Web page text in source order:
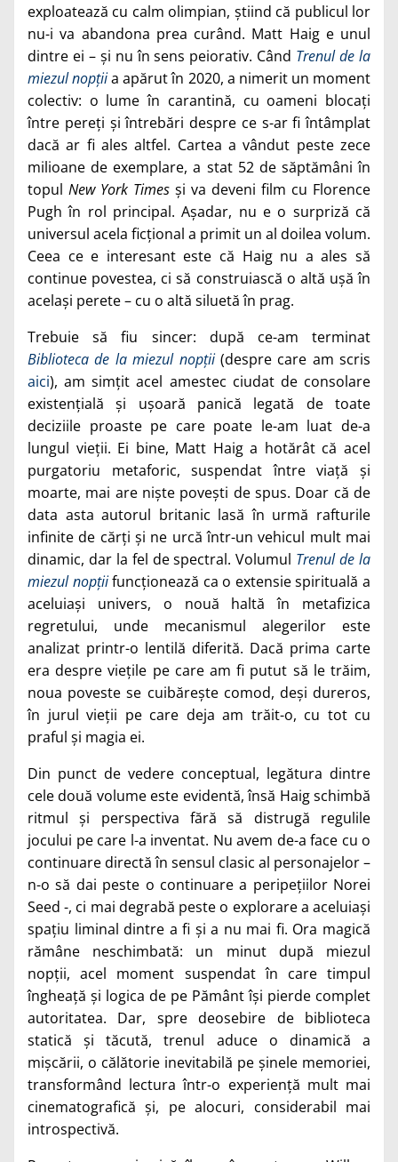
exploatează cu calm olimpian, știind că publicul lor
nu-i va abandona prea curând. Matt Haig e unul
dintre ei – și nu în sens peiorativ. Când Trenul de la
miezul nopțiia apărut în 2020, a nimerit un moment
colectiv: o lume în carantină, cu oameni blocați
între pereți și întrebări despre ce s-ar fi întâmplat
dacă ar fi ales altfel. Cartea a vândut peste zece
milioane de exemplare, a stat 52 de săptămâni în
topul New York Times și va deveni film cu Florence
Pugh în rol principal. Așadar, nu e o surpriză că
universul acela ficțional a primit un al doilea volum.
Ceea ce e interesant este că Haig nu a ales să
continue povestea, ci să construiască o altă ușă în
același perete – cu o altă siluetă în prag.
Trebuie să fiu sincer: după ce-am terminat
Biblioteca de la miezul nopții (despre care am scris
aici), am simțit acel amestec ciudat de consolare
existențială și ușoară panică legată de toate
deciziile proaste pe care poate le-am luat de-a
lungul vieții. Ei bine, Matt Haig a hotărât că acel
purgatoriu metaforic, suspendat între viață și
moarte, mai are niște povești de spus. Doar că de
data asta autorul britanic lasă în urmă rafturile
infinite de cărți și ne urcă într-un vehicul mult mai
dinamic, dar la fel de spectral. Volumul Trenul de la
miezul nopțiifuncționează ca o extensie spirituală a
aceluiași univers, o nouă haltă în metafizica
regretului, unde mecanismul alegerilor este
analizat printr-o lentilă diferită. Dacă prima carte
era despre viețile pe care am fi putut să le trăim,
noua poveste se cuibărește comod, deși dureros,
în jurul vieții pe care deja am trăit-o, cu tot cu
praful și magia ei.
Din punct de vedere conceptual, legătura dintre
cele două volume este evidentă, însă Haig schimbă
ritmul și perspectiva fără să distrugă regulile
jocului pe care l-a inventat. Nu avem de-a face cu o
continuare directă în sensul clasic al personajelor –
n-o să dai peste o continuare a peripețiilor Norei
Seed -, ci mai degrabă peste o explorare a aceluiași
spațiu liminal dintre a fi și a nu mai fi. Ora magică
rămâne neschimbată: un minut după miezul
nopții, acel moment suspendat în care timpul
îngheață și logica de pe Pământ își pierde complet
autoritatea. Dar, spre deosebire de biblioteca
statică și tăcută, trenul aduce o dinamică a
mișcării, o călătorie inevitabilă pe șinele memoriei,
transformând lectura într-o experiență mult mai
cinematografică și, pe alocuri, considerabil mai
introspectivă.